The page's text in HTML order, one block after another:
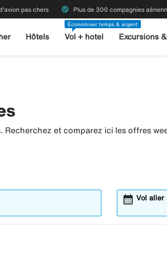
pas chers check_circle Plus de 300 compagnies
Hôtels
Économiser temps & argent
Vol + hotel Excursions
et comparez ici les offres
Vol aller
calendar_month